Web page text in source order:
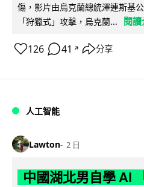
傷，影片由烏克蘭總統澤連斯基
「狩獵式」攻擊，烏克蘭...
閱
126 41 ↗ 分享
人工智能
Lawton 2 日
中國湖北男自學 AI